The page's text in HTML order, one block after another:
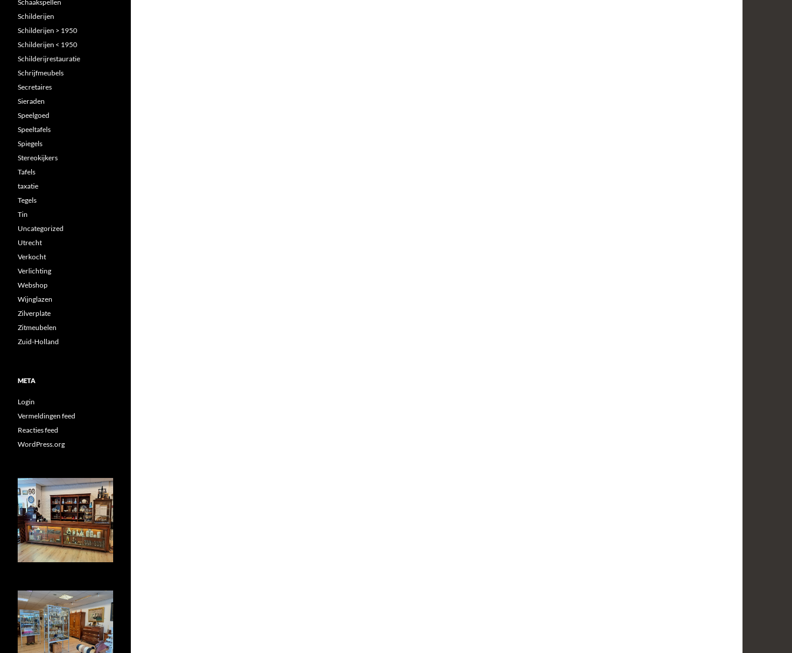
Schaakspellen
Schilderijen
Schilderijen > 1950
Schilderijen < 1950
Schilderijrestauratie
Schrijfmeubels
Secretaires
Sieraden
Speelgoed
Speeltafels
Spiegels
Stereokijkers
Tafels
taxatie
Tegels
Tin
Uncategorized
Utrecht
Verkocht
Verlichting
Webshop
Wijnglazen
Zilverplate
Zitmeubelen
Zuid-Holland
META
Login
Vermeldingen feed
Reacties feed
WordPress.org